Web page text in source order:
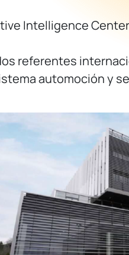
Intelligence
referentes
automoción y